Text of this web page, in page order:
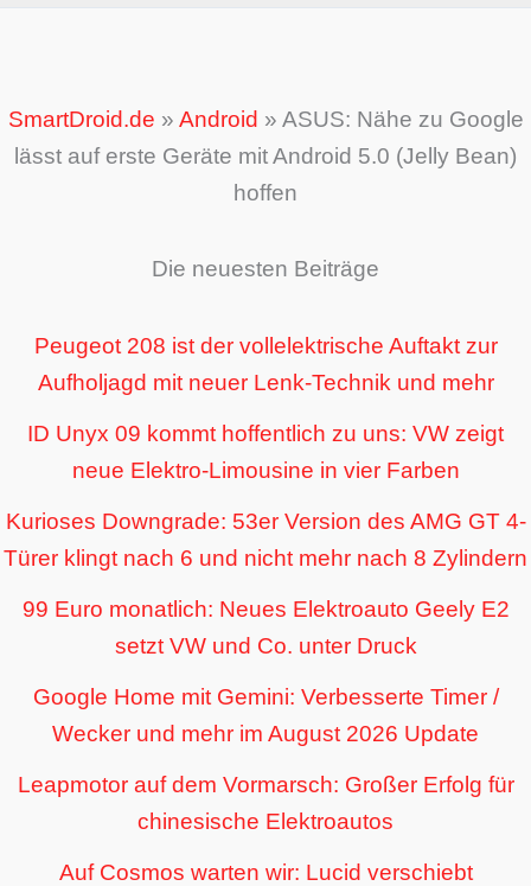
SmartDroid.de » Android » ASUS: Nähe zu Google
lässt auf erste Geräte mit Android 5.0 (Jelly Bean)
hoffen
Die neuesten Beiträge
Peugeot 208 ist der vollelektrische Auftakt zur
Aufholjagd mit neuer Lenk-Technik und mehr
ID Unyx 09 kommt hoffentlich zu uns: VW zeigt
neue Elektro-Limousine in vier Farben
Kurioses Downgrade: 53er Version des AMG GT 4-
Türer klingt nach 6 und nicht mehr nach 8 Zylindern
99 Euro monatlich: Neues Elektroauto Geely E2
setzt VW und Co. unter Druck
Google Home mit Gemini: Verbesserte Timer /
Wecker und mehr im August 2026 Update
Leapmotor auf dem Vormarsch: Großer Erfolg für
chinesische Elektroautos
Auf Cosmos warten wir: Lucid verschiebt